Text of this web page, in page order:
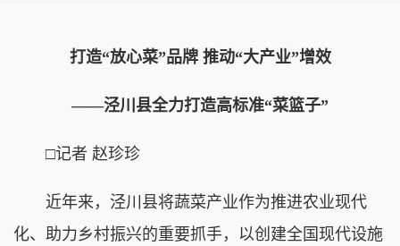
打造“放心菜”品牌 推动“大产业”增效
——泾川县全力打造高标准“菜篮子”
□记者 赵珍珍
近年来，泾川县将蔬菜产业作为推进农业现代
化、助力乡村振兴的重要抓手，以创建全国现代设施